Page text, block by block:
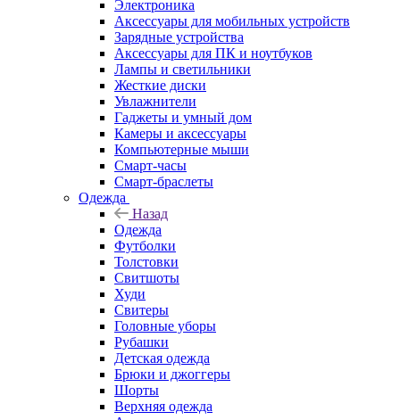
Электроника
Аксессуары для мобильных устройств
Зарядные устройства
Аксессуары для ПК и ноутбуков
Лампы и светильники
Жесткие диски
Увлажнители
Гаджеты и умный дом
Камеры и аксессуары
Компьютерные мыши
Смарт-часы
Смарт-браслеты
Одежда
Назад
Одежда
Футболки
Толстовки
Свитшоты
Худи
Свитеры
Головные уборы
Рубашки
Детская одежда
Брюки и джоггеры
Шорты
Верхняя одежда